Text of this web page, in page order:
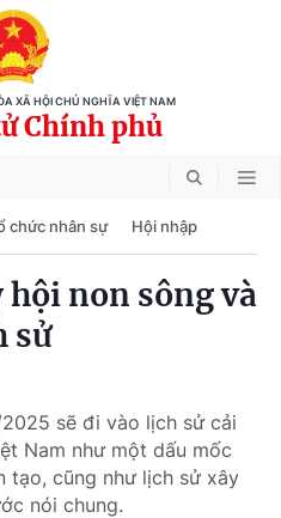
XÃ HỘI CHỦ NGHĨA VIỆT NAM
Chính phủ
chức nhân sự Hội nhập
hội non sông và
sử
sẽ đi vào lịch sử cải
Nam như một dấu mốc
tạo, cũng như lịch sử xây
nói chung.